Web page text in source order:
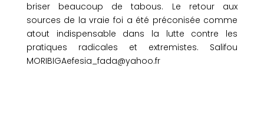
briser beaucoup de tabous. Le retour aux
sources de la vraie foi a été préconisée comme
atout indispensable dans la lutte contre les
pratiques radicales et extremistes. Salifou
MORIBIGAefesia_fada@yahoo.fr